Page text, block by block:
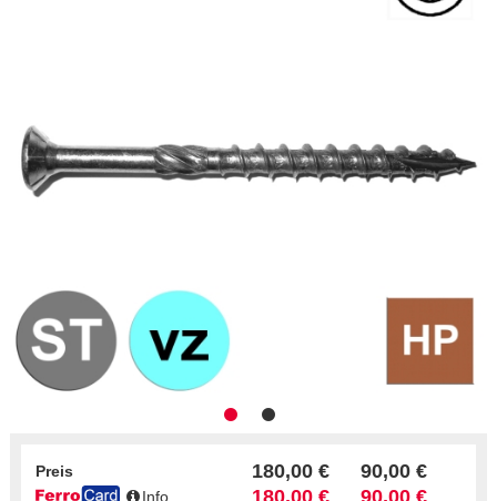
Preis 180,00 € 90,00 €
Info 180,00 € 90,00 €